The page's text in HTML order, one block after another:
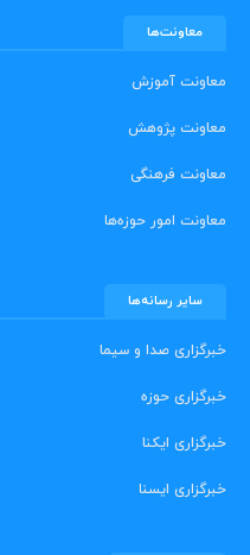
معاونت‌ها
معاونت آموزش
معاونت پژوهش
معاونت فرهنگی
معاونت امور حوزه‌ها
سایر رسانه‌ها
خبرگزاری صدا و سیما
خبرگزاری حوزه
خبرگزاری ایکنا
خبرگزاری ایسنا